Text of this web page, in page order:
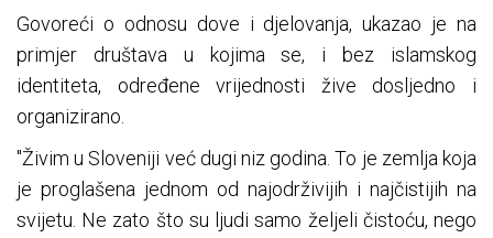
Govoreći o odnosu dove i djelovanja, ukazao je na
primjer društava u kojima se, i bez islamskog
identiteta, određene vrijednosti žive dosljedno i
organizirano.
"Živim u Sloveniji već dugi niz godina. To je zemlja koja
je proglašena jednom od najodrživijih i najčistijih na
svijetu. Ne zato što su ljudi samo željeli čistoću, nego